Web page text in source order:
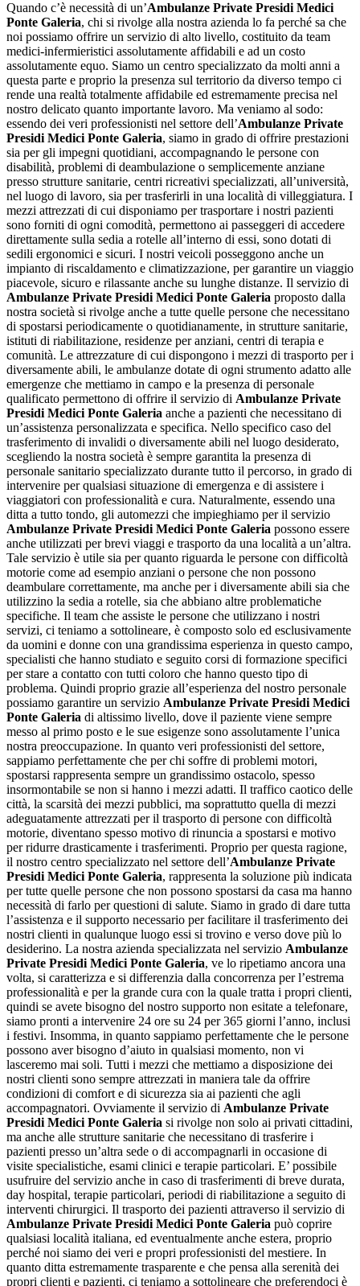
Quando c’è necessità di un’Ambulanze Private Presidi Medici
Ponte Galeria, chi si rivolge alla nostra azienda lo fa perché sa che
noi possiamo offrire un servizio di alto livello, costituito da team
medici-infermieristici assolutamente affidabili e ad un costo
assolutamente equo. Siamo un centro specializzato da molti anni a
questa parte e proprio la presenza sul territorio da diverso tempo ci
rende una realtà totalmente affidabile ed estremamente precisa nel
nostro delicato quanto importante lavoro. Ma veniamo al sodo:
essendo dei veri professionisti nel settore dell’Ambulanze Private
Presidi Medici Ponte Galeria, siamo in grado di offrire prestazioni
sia per gli impegni quotidiani, accompagnando le persone con
disabilità, problemi di deambulazione o semplicemente anziane
presso strutture sanitarie, centri ricreativi specializzati, all’università,
nel luogo di lavoro, sia per trasferirli in una località di villeggiatura. I
mezzi attrezzati di cui disponiamo per trasportare i nostri pazienti
sono forniti di ogni comodità, permettono ai passeggeri di accedere
direttamente sulla sedia a rotelle all’interno di essi, sono dotati di
sedili ergonomici e sicuri. I nostri veicoli posseggono anche un
impianto di riscaldamento e climatizzazione, per garantire un viaggio
piacevole, sicuro e rilassante anche su lunghe distanze. Il servizio di
Ambulanze Private Presidi Medici Ponte Galeria proposto dalla
nostra società si rivolge anche a tutte quelle persone che necessitano
di spostarsi periodicamente o quotidianamente, in strutture sanitarie,
istituti di riabilitazione, residenze per anziani, centri di terapia e
comunità. Le attrezzature di cui dispongono i mezzi di trasporto per i
diversamente abili, le ambulanze dotate di ogni strumento adatto alle
emergenze che mettiamo in campo e la presenza di personale
qualificato permettono di offrire il servizio di Ambulanze Private
Presidi Medici Ponte Galeria anche a pazienti che necessitano di
un’assistenza personalizzata e specifica. Nello specifico caso del
trasferimento di invalidi o diversamente abili nel luogo desiderato,
scegliendo la nostra società è sempre garantita la presenza di
personale sanitario specializzato durante tutto il percorso, in grado di
intervenire per qualsiasi situazione di emergenza e di assistere i
viaggiatori con professionalità e cura. Naturalmente, essendo una
ditta a tutto tondo, gli automezzi che impieghiamo per il servizio
Ambulanze Private Presidi Medici Ponte Galeria possono essere
anche utilizzati per brevi viaggi e trasporto da una località a un’altra.
Tale servizio è utile sia per quanto riguarda le persone con difficoltà
motorie come ad esempio anziani o persone che non possono
deambulare correttamente, ma anche per i diversamente abili sia che
utilizzino la sedia a rotelle, sia che abbiano altre problematiche
specifiche. Il team che assiste le persone che utilizzano i nostri
servizi, ci teniamo a sottolineare, è composto solo ed esclusivamente
da uomini e donne con una grandissima esperienza in questo campo,
specialisti che hanno studiato e seguito corsi di formazione specifici
per stare a contatto con tutti coloro che hanno questo tipo di
problema. Quindi proprio grazie all’esperienza del nostro personale
possiamo garantire un servizio Ambulanze Private Presidi Medici
Ponte Galeria di altissimo livello, dove il paziente viene sempre
messo al primo posto e le sue esigenze sono assolutamente l’unica
nostra preoccupazione. In quanto veri professionisti del settore,
sappiamo perfettamente che per chi soffre di problemi motori,
spostarsi rappresenta sempre un grandissimo ostacolo, spesso
insormontabile se non si hanno i mezzi adatti. Il traffico caotico delle
città, la scarsità dei mezzi pubblici, ma soprattutto quella di mezzi
adeguatamente attrezzati per il trasporto di persone con difficoltà
motorie, diventano spesso motivo di rinuncia a spostarsi e motivo
per ridurre drasticamente i trasferimenti. Proprio per questa ragione,
il nostro centro specializzato nel settore dell’Ambulanze Private
Presidi Medici Ponte Galeria, rappresenta la soluzione più indicata
per tutte quelle persone che non possono spostarsi da casa ma hanno
necessità di farlo per questioni di salute. Siamo in grado di dare tutta
l’assistenza e il supporto necessario per facilitare il trasferimento dei
nostri clienti in qualunque luogo essi si trovino e verso dove più lo
desiderino. La nostra azienda specializzata nel servizio Ambulanze
Private Presidi Medici Ponte Galeria, ve lo ripetiamo ancora una
volta, si caratterizza e si differenzia dalla concorrenza per l’estrema
professionalità e per la grande cura con la quale tratta i propri clienti,
quindi se avete bisogno del nostro supporto non esitate a telefonare,
siamo pronti a intervenire 24 ore su 24 per 365 giorni l’anno, inclusi
i festivi. Insomma, in quanto sappiamo perfettamente che le persone
possono aver bisogno d’aiuto in qualsiasi momento, non vi
lasceremo mai soli. Tutti i mezzi che mettiamo a disposizione dei
nostri clienti sono sempre attrezzati in maniera tale da offrire
condizioni di comfort e di sicurezza sia ai pazienti che agli
accompagnatori. Ovviamente il servizio di Ambulanze Private
Presidi Medici Ponte Galeria si rivolge non solo ai privati cittadini,
ma anche alle strutture sanitarie che necessitano di trasferire i
pazienti presso un’altra sede o di accompagnarli in occasione di
visite specialistiche, esami clinici e terapie particolari. E’ possibile
usufruire del servizio anche in caso di trasferimenti di breve durata,
day hospital, terapie particolari, periodi di riabilitazione a seguito di
interventi chirurgici. Il trasporto dei pazienti attraverso il servizio di
Ambulanze Private Presidi Medici Ponte Galeria può coprire
qualsiasi località italiana, ed eventualmente anche estera, proprio
perché noi siamo dei veri e propri professionisti del mestiere. In
quanto ditta estremamente trasparente e che pensa alla serenità dei
propri clienti e pazienti, ci teniamo a sottolineare che preferendoci è